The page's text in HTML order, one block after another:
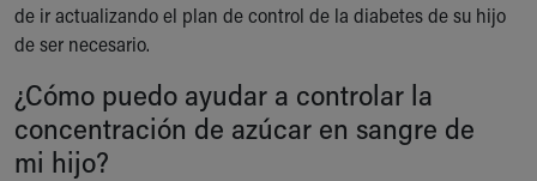
de ir actualizando el plan de control de la diabetes de su hijo
de ser necesario.
¿Cómo puedo ayudar a controlar la
concentración de azúcar en sangre de
mi hijo?